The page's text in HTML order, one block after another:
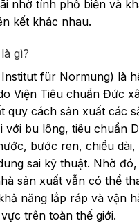
nhờ tính phổ biến và
kết khác nhau.
gì?
für Normung) là
Viện Tiêu chuẩn Đức
quy cách sản xuất các
với bu lông, tiêu chuẩn
bước ren, chiều dài,
sai kỹ thuật. Nhờ
sản xuất vẫn có thể
năng lắp ráp và vận
trên toàn thế giới.